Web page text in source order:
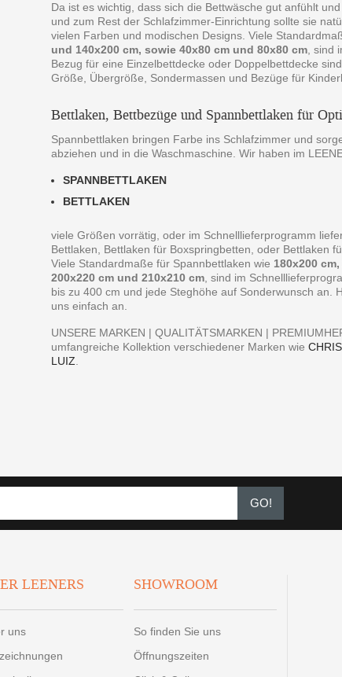
Da ist es wichtig, dass sich die Bettwäsche gut anfühlt
und zum Rest der Schlafzimmer-Einrichtung sollte sie
vielen Farben und modischen Designs. Viele
und 140x200 cm, sowie 40x80 cm und 80x80 cm ,
Bezug für eine Einzelbettdecke oder Doppelbettdecke
Größe, Übergröße, Sondermassen und Bezüge für
Bettlaken, Bettbezüge und Spannbettlaken für
Spannbettlaken bringen Farbe ins Schlafzimmer und
abziehen und in die Waschmaschine. Wir haben im
SPANNBETTLAKEN
BETTLAKEN
viele Größen vorrätig, oder im Schnelllieferprogramm
Bettlaken, Bettlaken für Boxspringbetten, oder Bettlaken
Viele Standardmaße für Spannbettlaken wie 180x200
200x220 cm und 210x210 cm , sind im
bis zu 400 cm und jede Steghöhe auf Sonderwunsch an.
uns einfach an.
UNSERE MARKEN | QUALITÄTSMARKEN |
umfangreiche Kollektion verschiedener Marken wie
LUIZ
GO!
LEENERS
uns
SHOWROOM
So finden Sie uns
Öffnungszeiten